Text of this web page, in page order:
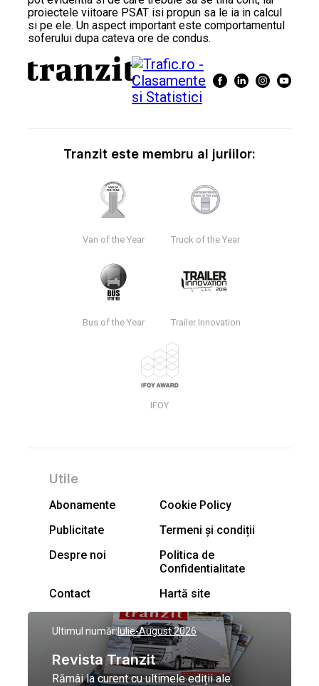
proiectele viitoare PSAT isi propun sa le ia in calcul
si pe ele. Un aspect important este comportamentul
soferului dupa cateva ore de condus.
Tranzit este membru al juriilor:
Van of the Year Truck of the Year
Bus of the Year Trailer Innovation
IFOY
Utile
Abonamente
Cookie Policy
Publicitate
Termeni și condiții
Despre noi
Politica de
Confidentialitate
Contact
Hartă site
Ultimul număr:Iulie-August 2026
Revista Tranzit
Rămâi la curent cu ultimele ediții ale